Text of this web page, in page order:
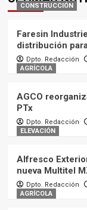
CONSTRUCCIÓN
Faresin
distribución
Dpto. Redacción
AGRÍCOLA
AGCO
PTx
Dpto. Redacción
ELEVACIÓN
Alfresco
nueva Multitel
Dpto. Redacción
AGRÍCOLA